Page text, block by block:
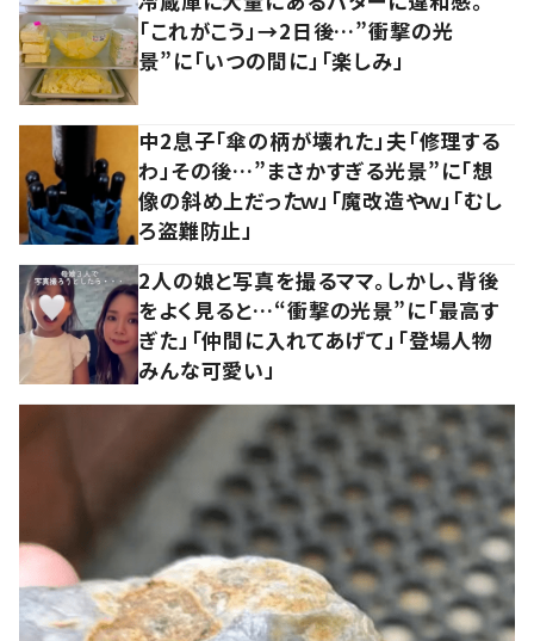
「これがこう」→2日後…”衝撃の光
景”に「いつの間に」「楽しみ」
中2息子「傘の柄が壊れた」夫「修理する
わ」その後…”まさかすぎる光景”に「想
像の斜め上だったｗ」「魔改造やｗ」「むし
ろ盗難防止」
2人の娘と写真を撮るママ。しかし、背後
をよく見ると…“衝撃の光景”に「最高す
ぎた」「仲間に入れてあげて」「登場人物
みんな可愛い」